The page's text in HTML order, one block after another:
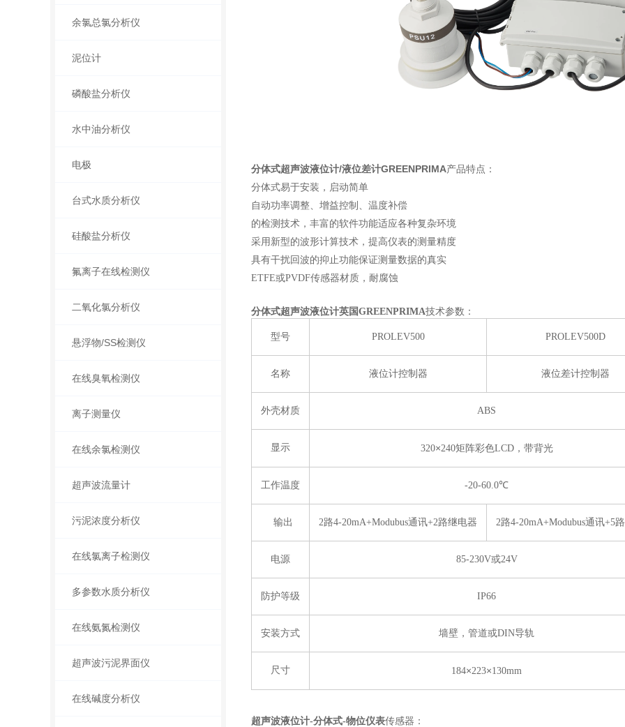
余氯总氯分析仪
泥位计
磷酸盐分析仪
水中油分析仪
电极
台式水质分析仪
硅酸盐分析仪
氟离子在线检测仪
二氧化氯分析仪
悬浮物/SS检测仪
在线臭氧检测仪
离子测量仪
在线余氯检测仪
超声波流量计
污泥浓度分析仪
在线氯离子检测仪
多参数水质分析仪
在线氨氮检测仪
超声波污泥界面仪
在线碱度分析仪
分体式超声波液位计/液位差计GREENPRIMA产品特点：
分体式易于安装，启动简单
自动功率调整、增益控制、温度补偿
的检测技术，丰富的软件功能适应各种复杂环境
采用新型的波形计算技术，提高仪表的测量精度
具有干扰回波的抑止功能保证测量数据的真实
ETFE或PVDF传感器材质，耐腐蚀
分体式超声波液位计英国GREENPRIMA技术参数：
型号 PROLEV500 PROLEV500D
名称 液位计控制器 液位差计控制器
外壳材质 ABS
显示 320×240矩阵彩色LCD，带背光
工作温度 -20-60.0℃
输出 2路4-20mA+Modubus通讯+2路继电器 2路4-20mA+Modubus通讯+5
电源 85-230V或24V
防护等级 IP66
安装方式 墙壁，管道或DIN导轨
尺寸 184×223×130mm
超声波液位计-分体式-物位仪表传感器：